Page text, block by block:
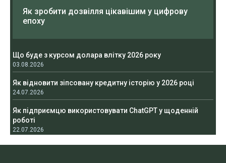
Як зробити дозвілля цікавішим у цифрову
епоху
Що буде з курсом долара влітку 2026 року
03.08.2026
Як відновити зіпсовану кредитну історію у 2026 році
24.07.2026
Як підприємцю використовувати ChatGPT у щоденній
роботі
22.07.2026